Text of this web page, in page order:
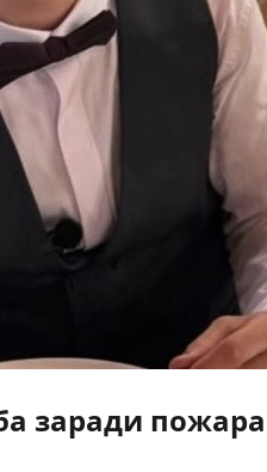
заради